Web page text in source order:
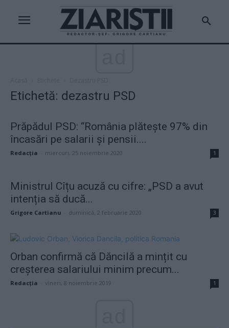
Etichetă: dezastru PSD
Prăpădul PSD: “România plătește 97% din
încasări pe salarii și pensii....
Redacţia miercuri, 25 noiembrie 2020 1
Ministrul Cîțu acuză cu cifre: „PSD a avut
intenția să ducă...
Grigore Cartianu duminică, 2 februarie 2020 3
Orban confirmă că Dăncilă a mințit cu
creșterea salariului minim precum...
Redacţia vineri, 8 noiembrie 2019 1